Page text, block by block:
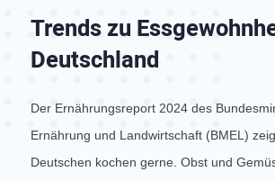
Trends zu
Deutschland
Der Ernährungsreport 2024 des
Ernährung und Landwirtschaft (BMEL)
Deutschen kochen gerne. Obst und